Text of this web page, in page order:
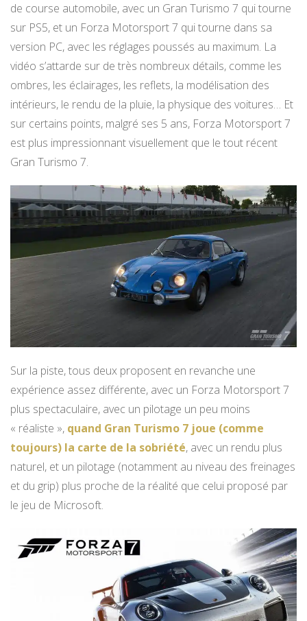
de course automobile, avec un Gran Turismo 7 qui tourne
sur PS5, et un Forza Motorsport 7 qui tourne dans sa
version PC, avec les réglages poussés au maximum. La
vidéo s’attarde sur de très nombreux détails, comme les
ombres, les éclairages, les reflets, la modélisation des
intérieurs, le rendu de la pluie, la physique des voitures… Et
sur certains points, malgré ses 5 ans, Forza Motorsport 7
est plus impressionnant visuellement que le tout récent
Gran Turismo 7.
Sur la piste, tous deux proposent en revanche une
expérience assez différente, avec un Forza Motorsport 7
plus spectaculaire, avec un pilotage un peu moins
« réaliste », quand Gran Turismo 7 joue (comme
toujours) la carte de la sobriété, avec un rendu plus
naturel, et un pilotage (notamment au niveau des freinages
et du grip) plus proche de la réalité que celui proposé par
le jeu de Microsoft.